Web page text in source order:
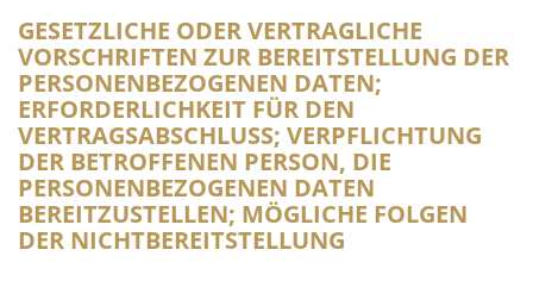
GESETZLICHE ODER VERTRAGLICHE
VORSCHRIFTEN ZUR BEREITSTELLUNG DER
PERSONENBEZOGENEN DATEN;
ERFORDERLICHKEIT FÜR DEN
VERTRAGSABSCHLUSS; VERPFLICHTUNG
DER BETROFFENEN PERSON, DIE
PERSONENBEZOGENEN DATEN
BEREITZUSTELLEN; MÖGLICHE FOLGEN
DER NICHTBEREITSTELLUNG